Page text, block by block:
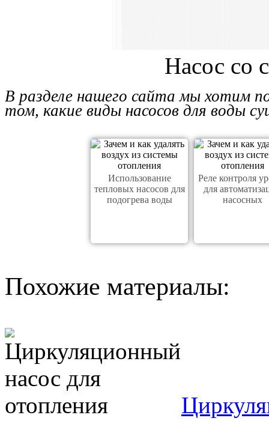
Насос со
В разделе нашего сайта мы хотим
том, какие виды насосов для воды
Использование
тепловых насосов для
подогрева воды
Реле контроля
для
насосных
Похожие материалы: